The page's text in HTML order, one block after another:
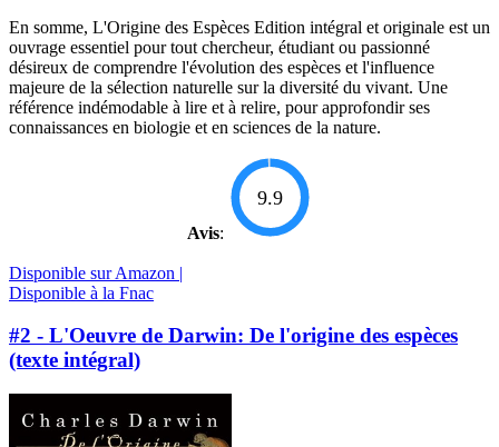
En somme, L'Origine des Espèces Edition intégral et originale est un
ouvrage essentiel pour tout chercheur, étudiant ou passionné
désireux de comprendre l'évolution des espèces et l'influence
majeure de la sélection naturelle sur la diversité du vivant. Une
référence indémodable à lire et à relire, pour approfondir ses
connaissances en biologie et en sciences de la nature.
Avis:
9.9
Disponible sur Amazon |
Disponible à la Fnac
#2 - L'Oeuvre de Darwin: De l'origine des espèces
(texte intégral)